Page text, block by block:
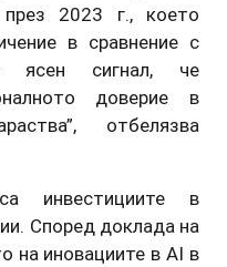
2023 г., което
в сравнение с
ясен сигнал, че
доверие в
отбелязва
инвестициите в
Според доклада на
на иновациите в AI в